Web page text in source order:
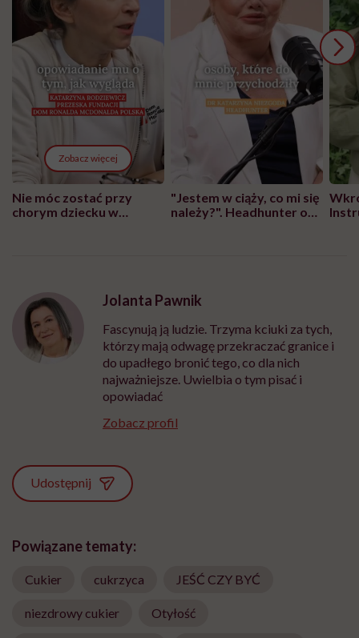
Zobacz więcej
Nie móc zostać przy
chorym dziecku w
"Jestem w ciąży, co mi się
należy?". Headhunter o
Jolanta Pawnik
Fascynują ją ludzie. Trzyma kciuki za tych,
którzy mają odwagę przekraczać granice i
do upadłego bronić tego, co dla nich
najważniejsze. Uwielbia o tym pisać i
opowiadać
Zobacz profil
Udostępnij
Powiązane tematy:
Cukier cukrzyca JEŚĆ CZY BYĆ
niezdrowy cukier Otyłość